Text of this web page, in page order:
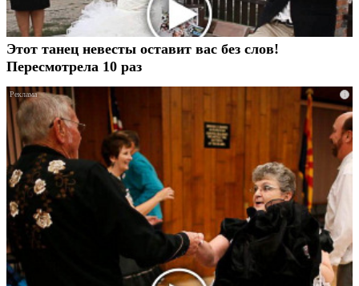
Этот танец невесты оставит вас без слов!
Пересмотрела 10 раз
i